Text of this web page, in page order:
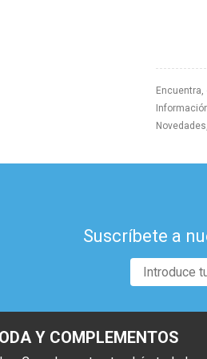
Suscríbete a
Y COMPLEMENTOS